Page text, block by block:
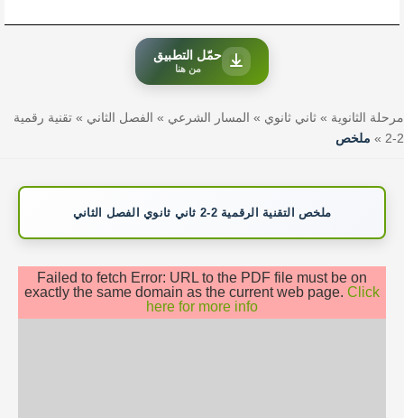
حمّل التطبيق
من هنا
مرحلة الثانوية » ثاني ثانوي » المسار الشرعي » الفصل الثاني » تقنية رقمية
2-2
» ملخص
ملخص التقنية الرقمية 2-2 ثاني ثانوي الفصل الثاني
Failed to fetch Error: URL to the PDF file must be on
exactly the same domain as the current web page. Click
here for more info